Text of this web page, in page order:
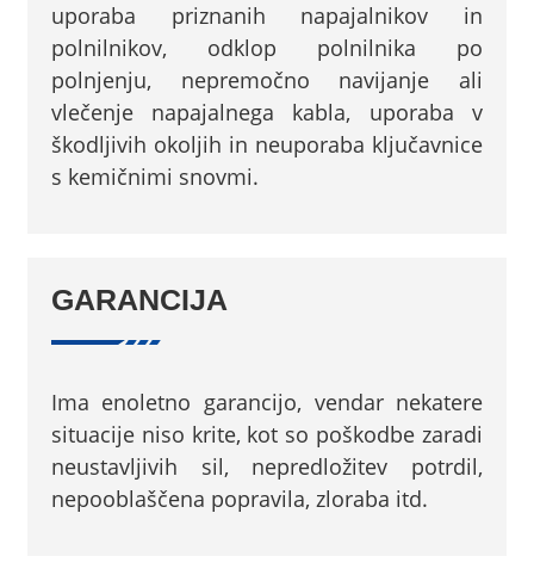
uporaba priznanih napajalnikov in
polnilnikov, odklop polnilnika po
polnjenju, nepremočno navijanje ali
vlečenje napajalnega kabla, uporaba v
škodljivih okoljih in neuporaba ključavnice
s kemičnimi snovmi.
GARANCIJA
Ima enoletno garancijo, vendar nekatere
situacije niso krite, kot so poškodbe zaradi
neustavljivih sil, nepredložitev potrdil,
nepooblaščena popravila, zloraba itd.